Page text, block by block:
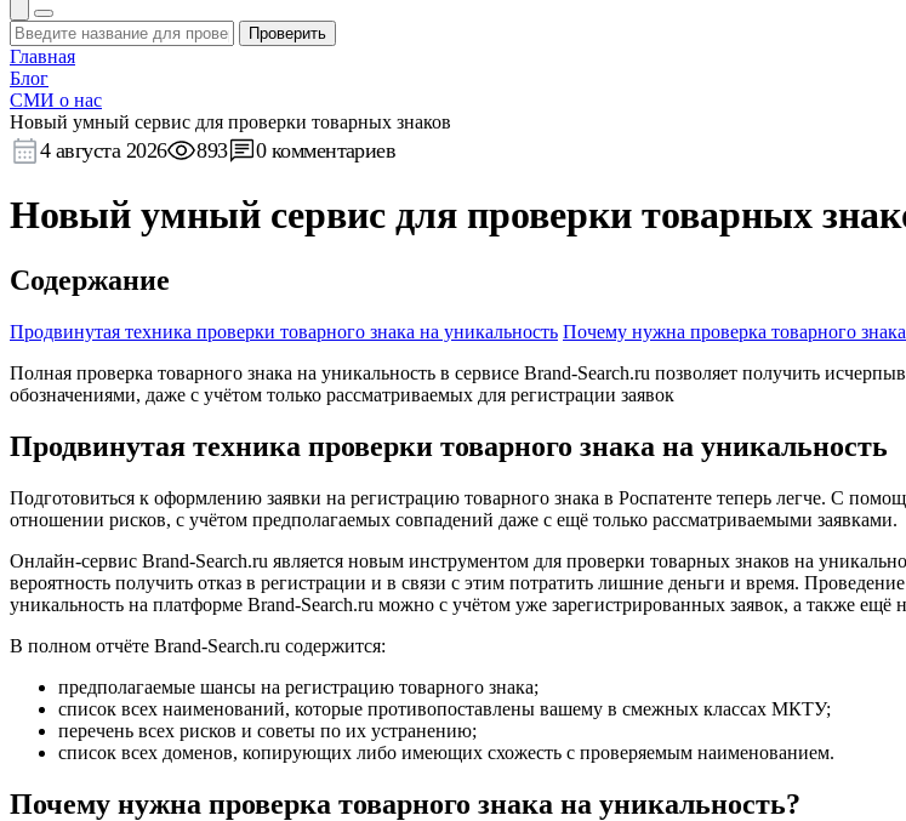
Проверить
Главная
Блог
СМИ о нас
Новый умный сервис для проверки товарных знаков
4 августа 2026 893 0 комментариев
Новый умный сервис для проверки товарных
Содержание
Продвинутая техника проверки товарного знака на уникальность Почему нужна проверка товарного
Полная проверка товарного знака на уникальность в сервисе Brand-Search.ru позволяет получить
обозначениями, даже с учётом только рассматриваемых для регистрации заявок
Продвинутая техника проверки товарного знака на уникальность
Подготовиться к оформлению заявки на регистрацию товарного знака в Роспатенте теперь легче. С
отношении рисков, с учётом предполагаемых совпадений даже с ещё только рассматриваемыми заявками.
Онлайн-сервис Brand-Search.ru является новым инструментом для проверки товарных знаков на
вероятность получить отказ в регистрации и в связи с этим потратить лишние деньги и время.
уникальность на платформе Brand-Search.ru можно с учётом уже зарегистрированных заявок, а также
В полном отчёте Brand-Search.ru содержится:
предполагаемые шансы на регистрацию товарного знака;
список всех наименований, которые противопоставлены вашему в смежных классах МКТУ;
перечень всех рисков и советы по их устранению;
список всех доменов, копирующих либо имеющих схожесть с проверяемым наименованием.
Почему нужна проверка товарного знака на уникальность?